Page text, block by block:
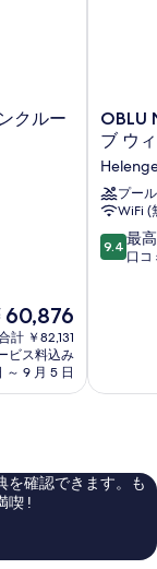
クルー
60,876
計 ￥82,131
ビス料込み
～ 9 月 5 日
OBLU
NATURE
ヘ
レ
ン
ゲ
リ
-
ル
ウ
ィ
OBLU
ブ ウ
プール
WiFi (
10
段
素
い、
口
9.4 最
口コ
を確認できます。も
喫 !